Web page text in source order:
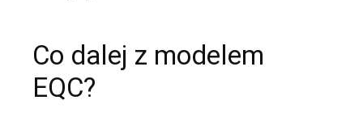
Co dalej z modelem
EQC?